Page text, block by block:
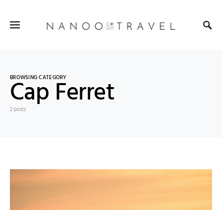
BROWSING CATEGORY
Cap Ferret
2 posts